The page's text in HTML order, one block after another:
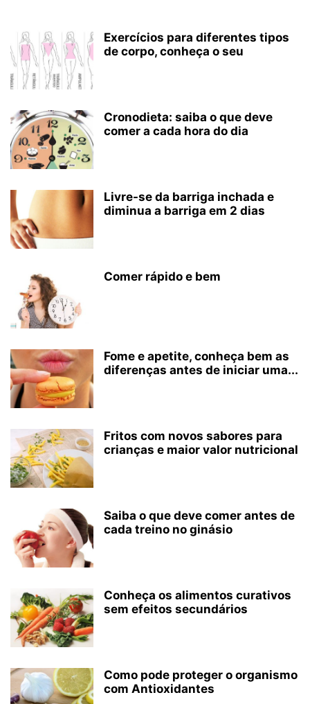
Exercícios para diferentes tipos
de corpo, conheça o seu
Cronodieta: saiba o que deve
comer a cada hora do dia
Livre-se da barriga inchada e
diminua a barriga em 2 dias
Comer rápido e bem
Fome e apetite, conheça bem as
diferenças antes de iniciar uma...
Fritos com novos sabores para
crianças e maior valor nutricional
Saiba o que deve comer antes de
cada treino no ginásio
Conheça os alimentos curativos
sem efeitos secundários
Como pode proteger o organismo
com Antioxidantes